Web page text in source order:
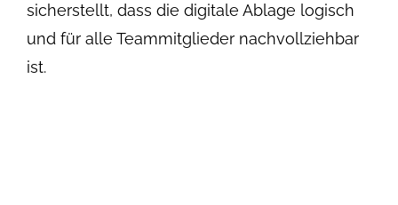
sicherstellt, dass die digitale Ablage logisch
und für alle Teammitglieder nachvollziehbar
ist.